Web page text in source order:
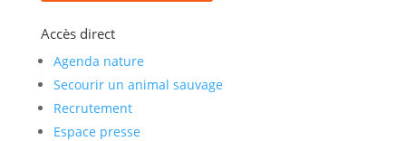
Accès direct
Agenda nature
Secourir un animal sauvage
Recrutement
Espace presse